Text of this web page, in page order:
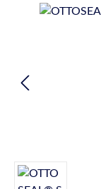
Bildergalerie